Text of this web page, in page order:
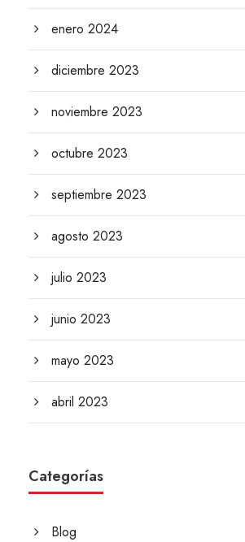
enero 2024
diciembre 2023
noviembre 2023
octubre 2023
septiembre 2023
agosto 2023
julio 2023
junio 2023
mayo 2023
abril 2023
Categorías
Blog